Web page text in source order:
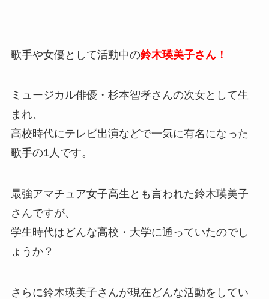
歌手や女優として活動中の鈴木瑛美子さん！
ミュージカル俳優・杉本智孝さんの次女として生
まれ、
高校時代にテレビ出演などで一気に有名になった
歌手の1人です。
最強アマチュア女子高生とも言われた鈴木瑛美子
さんですが、
学生時代はどんな高校・大学に通っていたのでし
ょうか？
さらに鈴木瑛美子さんが現在どんな活動をしてい